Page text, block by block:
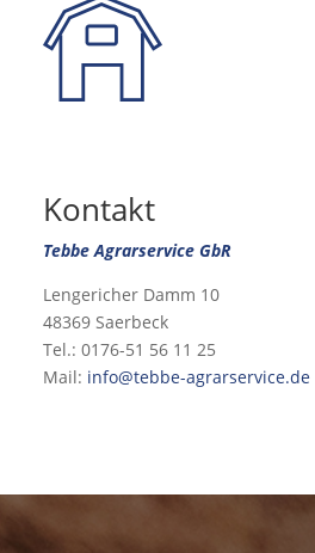
Kontakt
Tebbe Agrarservice GbR
Lengericher Damm 10
48369 Saerbeck
Tel.: 0176-51 56 11 25
Mail: info@tebbe-agrarservice.de